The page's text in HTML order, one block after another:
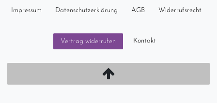
Impressum Daten­schutz­erklärung AGB Widerrufs­recht
Vertrag widerrufen Kontakt